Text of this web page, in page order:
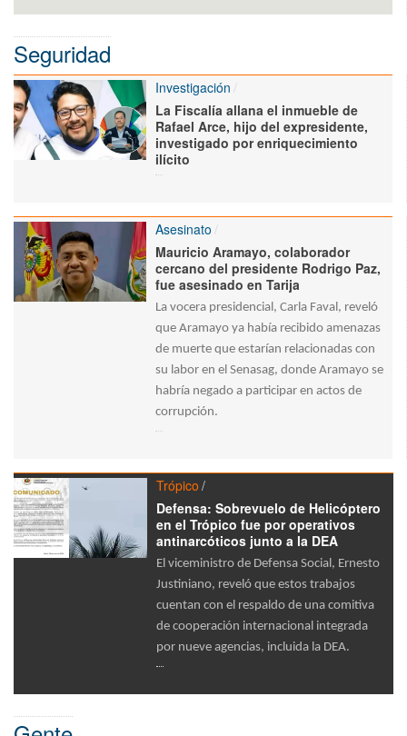
Seguridad
Investigación
La Fiscalía allana el inmueble de
Rafael Arce, hijo del expresidente,
investigado por enriquecimiento
ilícito
Asesinato
Mauricio Aramayo, colaborador
cercano del presidente Rodrigo Paz,
fue asesinado en Tarija
La vocera presidencial, Carla Faval, reveló
que Aramayo ya había recibido amenazas
de muerte que estarían relacionadas con
su labor en el Senasag, donde Aramayo se
habría negado a participar en actos de
corrupción.
Trópico
Defensa: Sobrevuelo de Helicóptero
en el Trópico fue por operativos
antinarcóticos junto a la DEA
El viceministro de Defensa Social, Ernesto
Justiniano, reveló que estos trabajos
cuentan con el respaldo de una comitiva
de cooperación internacional integrada
por nueve agencias, incluida la DEA.